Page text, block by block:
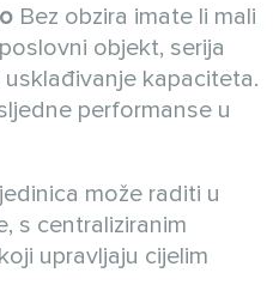
Bez obzira imate li mali
objekt, serija
usklađivanje kapaciteta.
performanse u
može raditi u
s centraliziranim
upravljaju cijelim